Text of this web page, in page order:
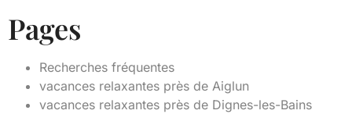
Pages
Recherches fréquentes
vacances relaxantes près de Aiglun
vacances relaxantes près de Dignes-les-Bains